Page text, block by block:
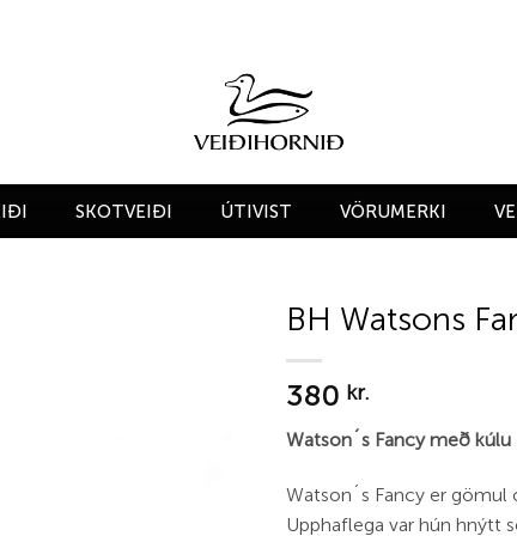
SKOTVEIÐI ÚTIVIST VÖRUMERKI
BH Watsons
380 kr.
Watson´s Fancy með kúlu
Watson´s Fancy er gömul
Upphaflega var hún hnýtt